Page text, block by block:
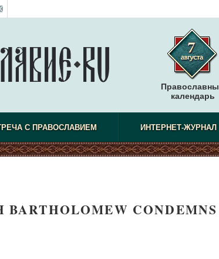
календарь
С ПРАВОСЛАВИЕМ ИНТЕРНЕТ-ЖУРНАЛ
BARTHOLOMEW